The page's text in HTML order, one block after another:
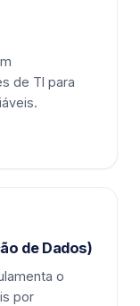
de TI para
de Dados)
o
por